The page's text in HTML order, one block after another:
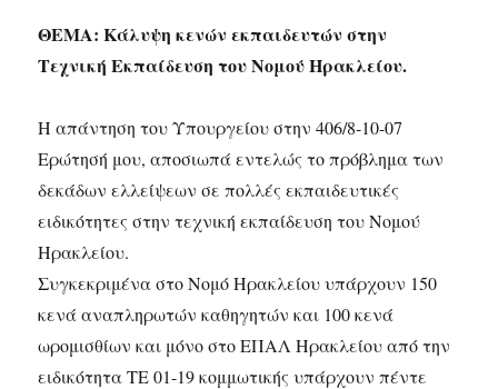
ΘΕΜΑ: Κάλυψη κενών εκπαιδευτών στην
Τεχνική Εκπαίδευση του Νομού Ηρακλείου.
Η απάντηση του Υπουργείου στην 406/8-10-07
Ερώτησή μου, αποσιωπά εντελώς το πρόβλημα των
δεκάδων ελλείψεων σε πολλές εκπαιδευτικές
ειδικότητες στην τεχνική εκπαίδευση του Νομού
Ηρακλείου.
Συγκεκριμένα στο Νομό Ηρακλείου υπάρχουν 150
κενά αναπληρωτών καθηγητών και 100 κενά
ωρομισθίων και μόνο στο ΕΠΑΛ Ηρακλείου από την
ειδικότητα ΤΕ 01-19 κομμωτικής υπάρχουν πέντε